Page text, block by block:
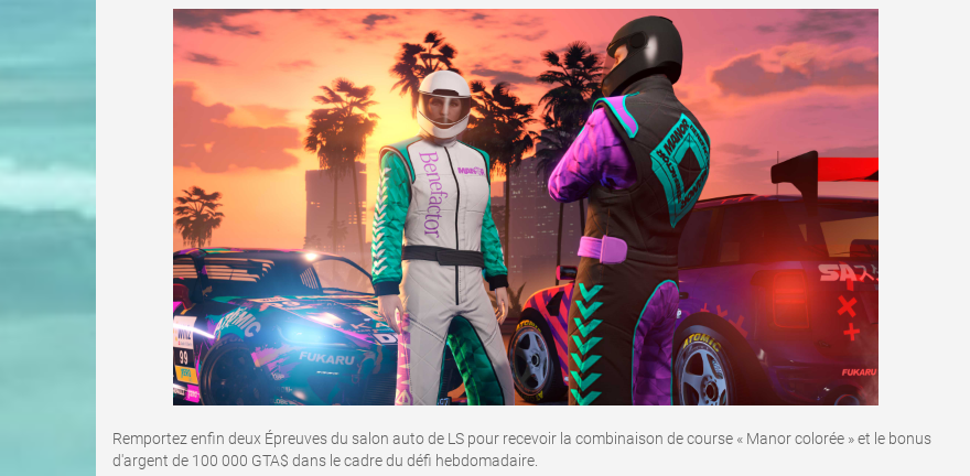
Remportez enfin deux Épreuves du salon auto de LS pour recevoir la combinaison de course « Manor colorée » et le bonus
d'argent de 100 000 GTA$ dans le cadre du défi hebdomadaire.